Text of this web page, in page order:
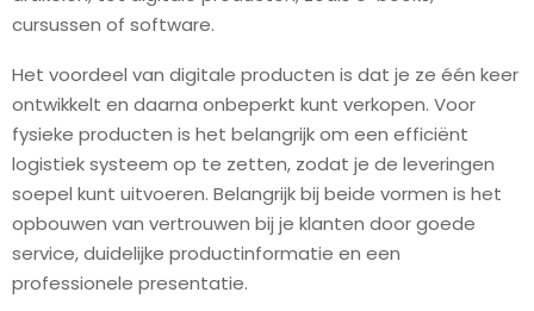
cursussen of software.
Het voordeel van digitale producten is dat je ze één keer
ontwikkelt en daarna onbeperkt kunt verkopen. Voor
fysieke producten is het belangrijk om een efficiënt
logistiek systeem op te zetten, zodat je de leveringen
soepel kunt uitvoeren. Belangrijk bij beide vormen is het
opbouwen van vertrouwen bij je klanten door goede
service, duidelijke productinformatie en een
professionele presentatie.